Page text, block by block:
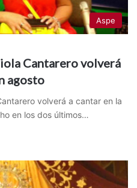
Aspe
Cantarero volverá
agosto
volverá a cantar en la
en los dos últimos…